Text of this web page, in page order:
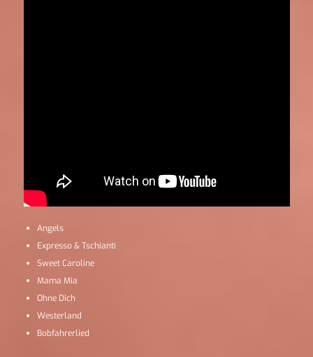
Angels
Expresso & Tschianti
Sweet Caroline
Mama Mia
Ohne Dich
Westerland
Bobfahrerlied